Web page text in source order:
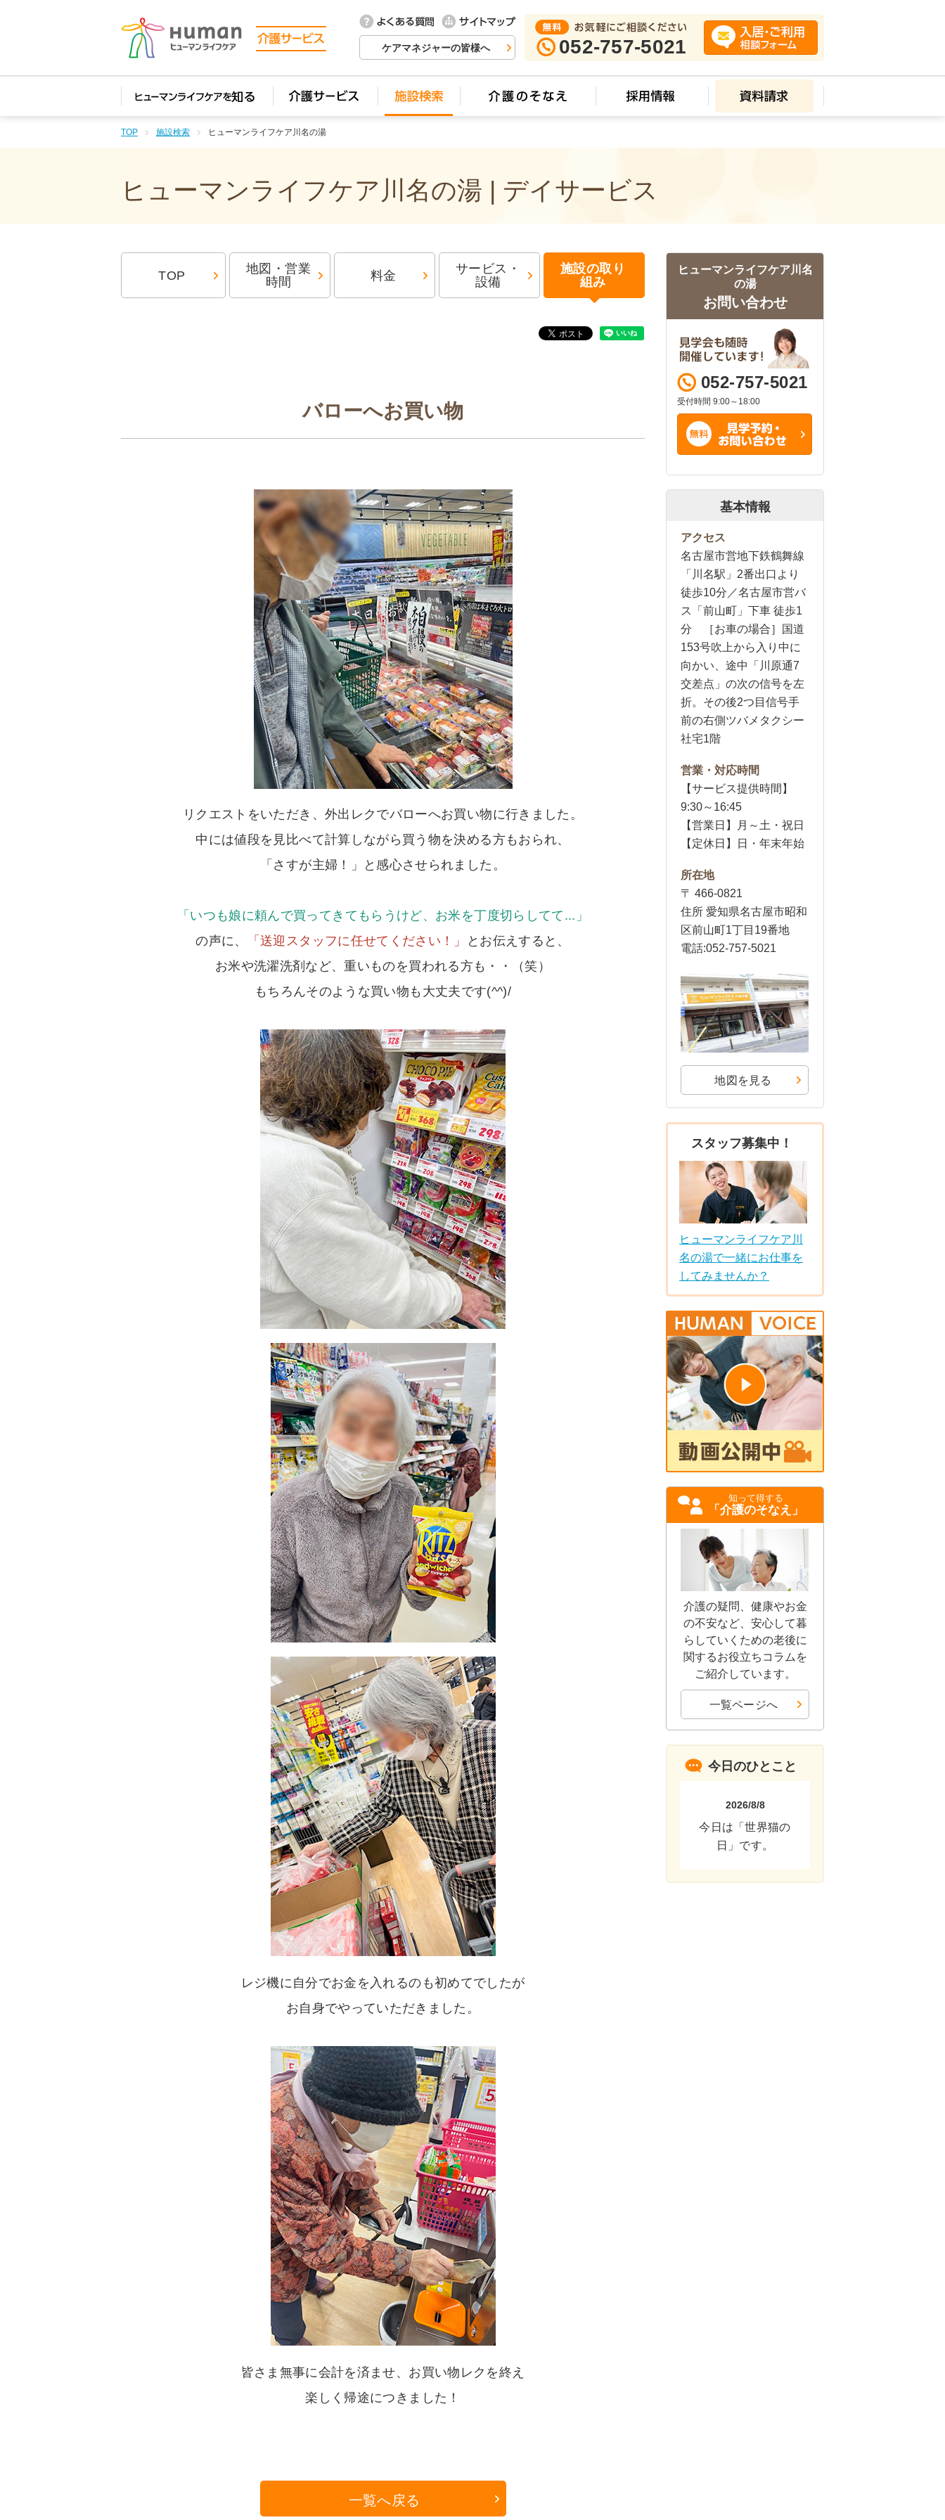
ケアマネジャーの皆様へ 052-757-5021
TOP 施設検索 ヒューマンライフケア川名の湯
ヒューマンライフケア川名の湯 | デイサービス
TOP
地図・営業
時間
料金
サービス・
設備
施設の取り
組み
バローへお買い物
リクエストをいただき、外出レクでバローへお買い物に行きました。
中には値段を見比べて計算しながら買う物を決める方もおられ、
「さすが主婦！」と感心させられました。
「いつも娘に頼んで買ってきてもらうけど、お米を丁度切らしてて...」
の声に、
「送迎スタッフに任せてください！」
とお伝えすると、
お米や洗濯洗剤など、重いものを買われる方も・・（笑）
もちろんそのような買い物も大丈夫です(^^)/
レジ機に自分でお金を入れるのも初めてでしたが
お自身でやっていただきました。
皆さま無事に会計を済ませ、お買い物レクを終え
楽しく帰途につきました！
一覧へ戻る
ヒューマンライフケア川名
の湯
お問い合わせ
052-757-5021
受付時間 9:00～18:00
基本情報
アクセス
名古屋市営地下鉄鶴舞線
「川名駅」2番出口より
徒歩10分／名古屋市営バ
ス「前山町」下車 徒歩1
分 ［お車の場合］国道
153号吹上から入り中に
向かい、途中「川原通7
交差点」の次の信号を左
折。その後2つ目信号手
前の右側ツバメタクシー
社宅1階
営業・対応時間
【サービス提供時間】
9:30～16:45
【営業日】月～土・祝日
【定休日】日・年末年始
所在地
〒 466-0821
住所 愛知県名古屋市昭和
区前山町1丁目19番地
電話:052-757-5021
地図を見る
スタッフ募集中！
ヒューマンライフケア川
名の湯で一緒にお仕事を
してみませんか？
知って得する
「介護のそなえ」
介護の疑問、健康やお金
の不安など、安心して暮
らしていくための老後に
関するお役立ちコラムを
ご紹介しています。
一覧ページへ
今日のひとこと
2026/8/8
今日は「世界猫の
日」です。